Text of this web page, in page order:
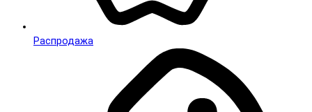
Распродажа